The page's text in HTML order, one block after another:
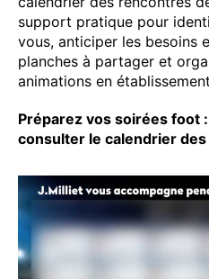
support pratique pour
vous, anticiper les besoins
planches à partager et
animations en
Préparez vos soirées foot
consulter le calendrier